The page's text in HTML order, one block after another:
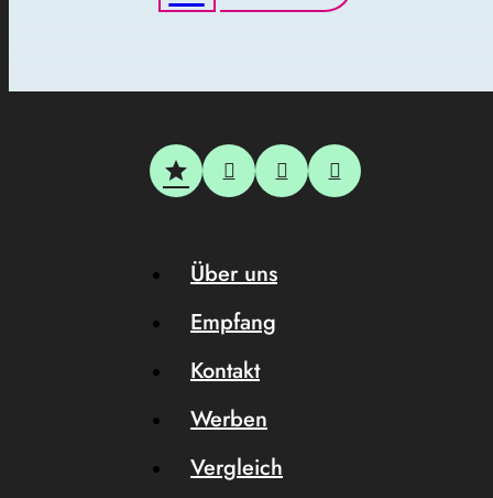
Über uns
Empfang
Kontakt
Werben
Vergleich